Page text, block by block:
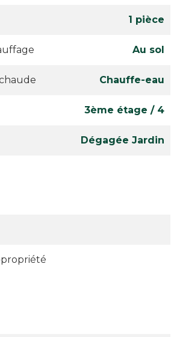
1 pièce
Au sol
Chauffe-eau
3ème étage / 4
Dégagée Jardin